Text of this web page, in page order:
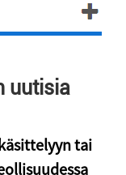
uutisia
tai